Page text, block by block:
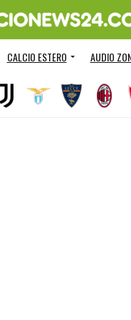
CALCIO ESTERO AUDIO